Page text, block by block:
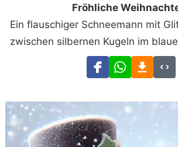
Fröhliche
Ein flauschiger Schneemann mit
zwischen silbernen Kugeln im